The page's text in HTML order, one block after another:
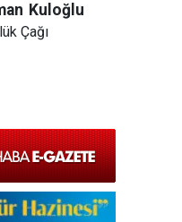
Kuloğlu
Çağı